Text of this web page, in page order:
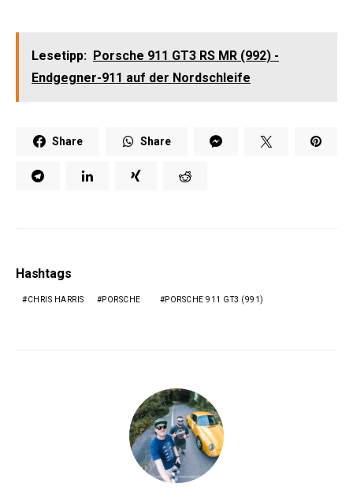
Lesetipp: Porsche 911 GT3 RS MR (992) -
Endgegner-911 auf der Nordschleife
Share Share
Hashtags
CHRIS HARRIS PORSCHE PORSCHE 911 GT3 (991)